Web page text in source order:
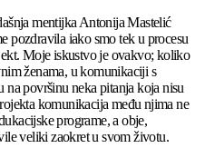
mentijka Antonija Mastelić
pozdravila iako smo tek u procesu
Moje iskustvo je ovakvo; koliko
ženama, u komunikaciji s
površinu neka pitanja koja nisu
komunikacija među njima ne
programe, a obje,
veliki zaokret u svom životu.